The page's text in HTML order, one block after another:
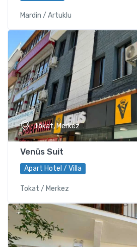
Mardin / Artuklu
Tokat, Merkez
Venüs Suit
Apart Hotel / Villa
Tokat / Merkez